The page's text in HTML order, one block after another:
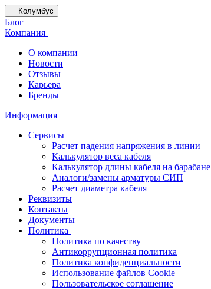
Колумбус
Блог
Компания
О компании
Новости
Отзывы
Карьера
Бренды
Информация
Сервисы
Расчет падения напряжения в линии
Калькулятор веса кабеля
Калькулятор длины кабеля на барабане
Аналоги/замены арматуры СИП
Расчет диаметра кабеля
Реквизиты
Контакты
Документы
Политика
Политика по качеству
Антикоррупционная политика
Политика конфиденциальности
Использование файлов Cookie
Пользовательское соглашение